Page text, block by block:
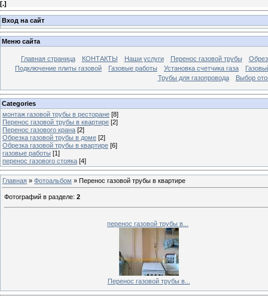
[.]
Вход на сайт
Меню сайта
Главная страница КОНТАКТЫ Наши услуги Перенос газовой трубы
Подключение плиты газовой
Газовые работы Установка счетчика газа
Трубы для газопровода
Выбор
Categories
монтаж газовой трубы в ресторане [8]
Перенос газовой трубы в квартире [2]
Перенос газового крана [2]
Обрезка газовой трубы в доме [2]
Обрезка газовой трубы в квартире [6]
газовые работы [1]
перенос газового стояка [4]
Главная » Фотоальбом » Перенос газовой трубы в квартире
Фотографий в разделе: 2
перенос газовой трубы в...
Перенос газовой трубы в...